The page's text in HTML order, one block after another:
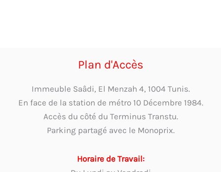
Plan d'Accès
Immeuble Saâdi, El Menzah 4, 1004 Tunis.
En face de la station de métro 10 Décembre 1984.
Accès du côté du Terminus Transtu.
Parking partagé avec le Monoprix.
Horaire de Travail: